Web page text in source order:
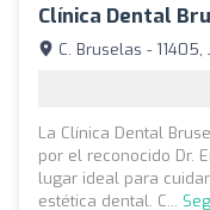
Clínica Dental
C. Bruselas -
La Clínica Dental
por el reconocido Dr.
lugar ideal para
estética dental. C...